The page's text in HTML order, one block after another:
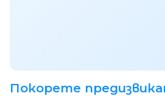
Покорете